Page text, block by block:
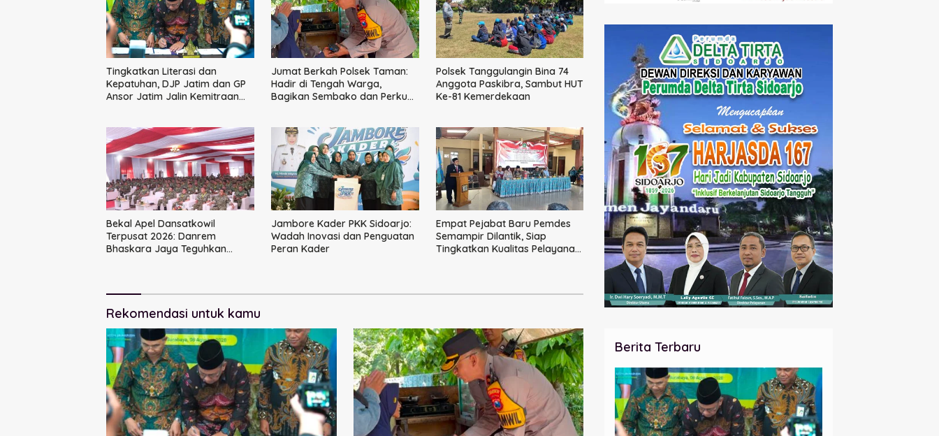
Tingkatkan Literasi dan
Kepatuhan, DJP Jatim dan GP
Ansor Jatim Jalin Kemitraan
Jumat Berkah Polsek Taman:
Hadir di Tengah Warga,
Bagikan Sembako dan Perkuat
Polsek Tanggulangin Bina 74
Anggota Paskibra, Sambut HUT
Ke-81 Kemerdekaan
Bekal Apel Dansatkowil
Terpusat 2026: Danrem
Bhaskara Jaya Teguhkan
Jambore Kader PKK Sidoarjo:
Wadah Inovasi dan Penguatan
Peran Kader
Empat Pejabat Baru Pemdes
Semampir Dilantik, Siap
Tingkatkan Kualitas Pelayanan
Rekomendasi untuk kamu
Berita Terbaru